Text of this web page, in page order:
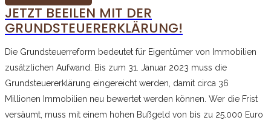
JETZT BEEILEN MIT DER
GRUNDSTEUERERKLÄRUNG!
Die Grundsteuerreform bedeutet für Eigentümer von Immobilien
zusätzlichen Aufwand. Bis zum 31. Januar 2023 muss die
Grundsteuererklärung eingereicht werden, damit circa 36
Millionen Immobilien neu bewertet werden können. Wer die Frist
versäumt, muss mit einem hohen Bußgeld von bis zu 25.000 Euro